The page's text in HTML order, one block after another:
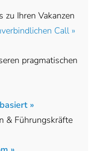
zu Ihren Vakanzen
Call »
pragmatischen
»
& Führungskräfte